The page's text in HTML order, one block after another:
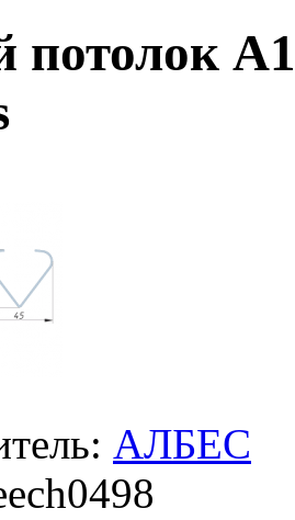
потолок
АЛБЕС